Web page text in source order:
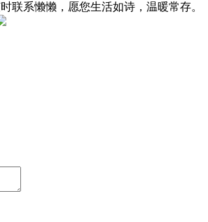
联系懒懒，愿您生活如诗，温暖常存。